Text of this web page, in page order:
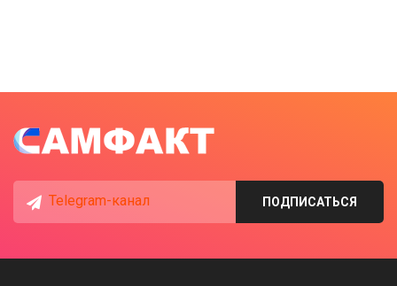
Telegram-канал ПОДПИСАТЬСЯ